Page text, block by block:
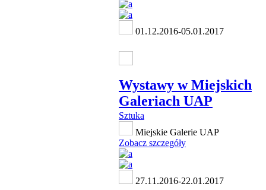
01.12.2016-05.01.2017
Wystawy w Miejskich
Galeriach UAP
Sztuka
Miejskie Galerie UAP
Zobacz szczegóły
27.11.2016-22.01.2017